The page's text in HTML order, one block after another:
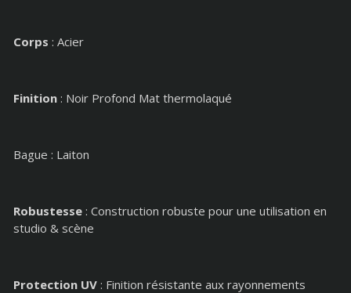
Corps : Acier
Finition : Noir Profond Mat thermolaqué
Bague : Laiton
Robustesse : Construction robuste pour une utilisation en
studio & scène
Protection UV : Finition résistante aux rayonnements